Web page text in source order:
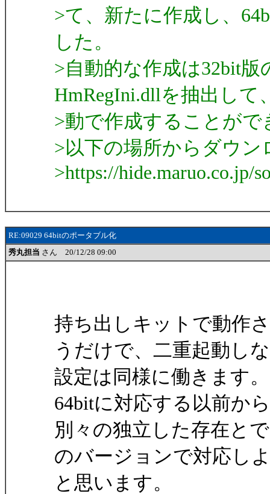
>て、新たに作成し、
した。
>自動的な作成は32bit
HmRegIni.dllを抽出して
>動で作成することがで
>以下の場所からダウ
>https://hide.maruo.co.jp/
RE:09029 64bitのポータブル化
秀丸担当 さん 20/12/28 09:00
持ち出しキットで動作
うだけで、二重起動し
設定は同様に働きます。
64bitに対応する以前か
別々の独立した存在と
のバージョンで対応し
と思います。